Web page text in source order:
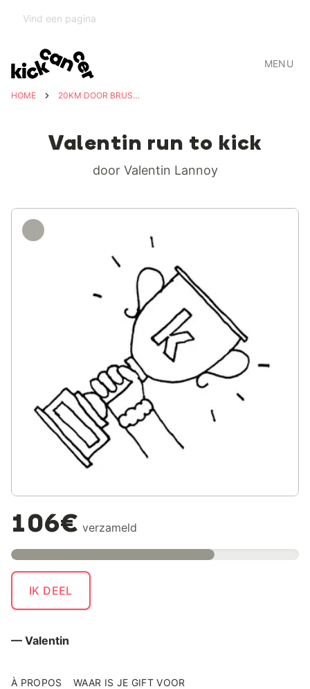
MENU
HOME 20KM DOOR BRUSSEL VOOR KICKCANCER
Valentin run to kick
door Valentin Lannoy
106€ verzameld
IK DEEL
— Valentin
À PROPOS WAAR IS JE GIFT VOOR